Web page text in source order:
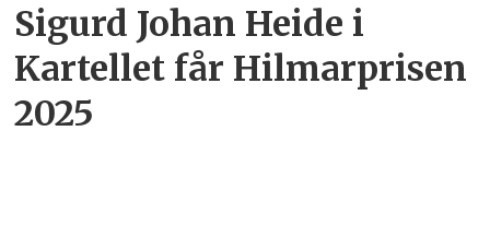
Sigurd Johan Heide i
Kartellet får Hilmarprisen
2025